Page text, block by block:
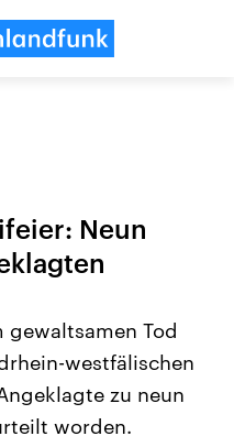
USA
Aktuelle Beiträge,
Hintergründe
Wirtschaftlich und
Neun
gewaltsamen Tod
westfälischen
zu neun
worden.